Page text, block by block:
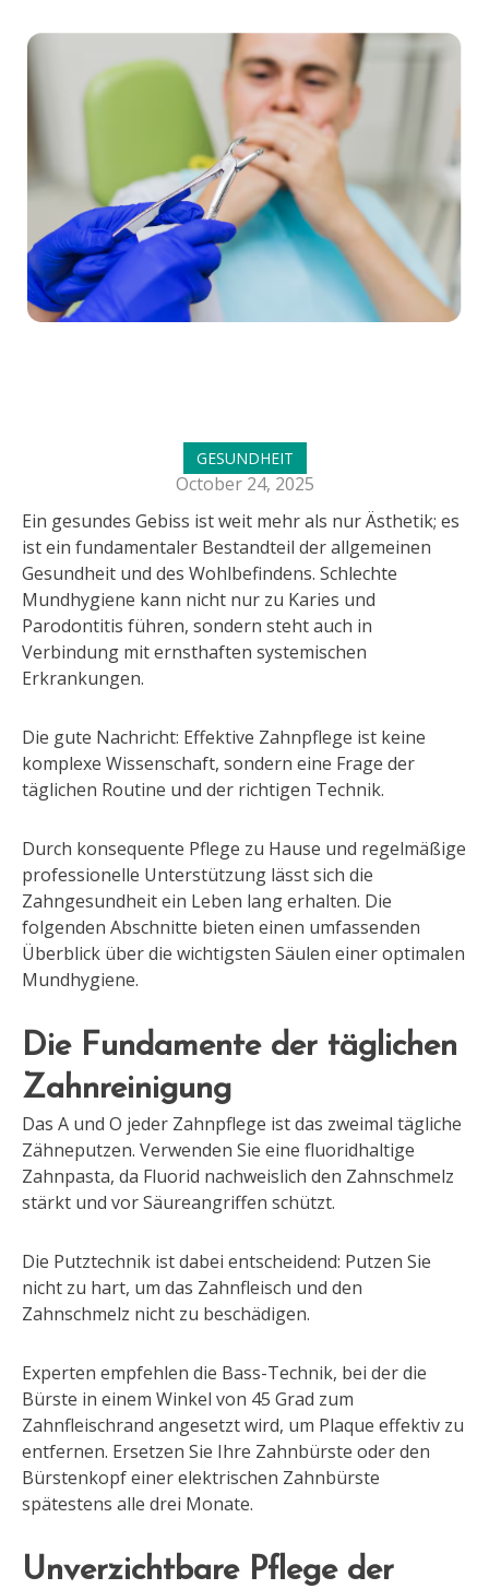
GESUNDHEIT
October 24, 2025
Ein gesundes Gebiss ist weit mehr als nur Ästhetik; es
ist ein fundamentaler Bestandteil der allgemeinen
Gesundheit und des Wohlbefindens. Schlechte
Mundhygiene kann nicht nur zu Karies und
Parodontitis führen, sondern steht auch in
Verbindung mit ernsthaften systemischen
Erkrankungen.
Die gute Nachricht: Effektive Zahnpflege ist keine
komplexe Wissenschaft, sondern eine Frage der
täglichen Routine und der richtigen Technik.
Durch konsequente Pflege zu Hause und regelmäßige
professionelle Unterstützung lässt sich die
Zahngesundheit ein Leben lang erhalten. Die
folgenden Abschnitte bieten einen umfassenden
Überblick über die wichtigsten Säulen einer optimalen
Mundhygiene.
Die Fundamente der täglichen
Zahnreinigung
Das A und O jeder Zahnpflege ist das zweimal tägliche
Zähneputzen. Verwenden Sie eine fluoridhaltige
Zahnpasta, da Fluorid nachweislich den Zahnschmelz
stärkt und vor Säureangriffen schützt.
Die Putztechnik ist dabei entscheidend: Putzen Sie
nicht zu hart, um das Zahnfleisch und den
Zahnschmelz nicht zu beschädigen.
Experten empfehlen die Bass-Technik, bei der die
Bürste in einem Winkel von 45 Grad zum
Zahnfleischrand angesetzt wird, um Plaque effektiv zu
entfernen. Ersetzen Sie Ihre Zahnbürste oder den
Bürstenkopf einer elektrischen Zahnbürste
spätestens alle drei Monate.
Unverzichtbare Pflege der